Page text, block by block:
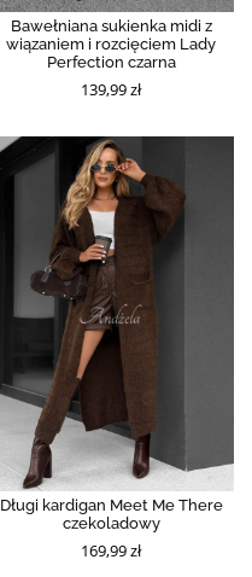
Bawełniana sukienka midi z
wiązaniem i rozcięciem Lady
Perfection czarna
139,99 zł
Długi kardigan Meet Me There
czekoladowy
169,99 zł